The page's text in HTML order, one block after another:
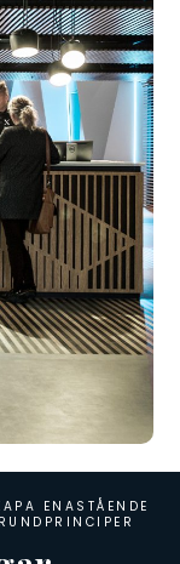
ENASTÅENDE